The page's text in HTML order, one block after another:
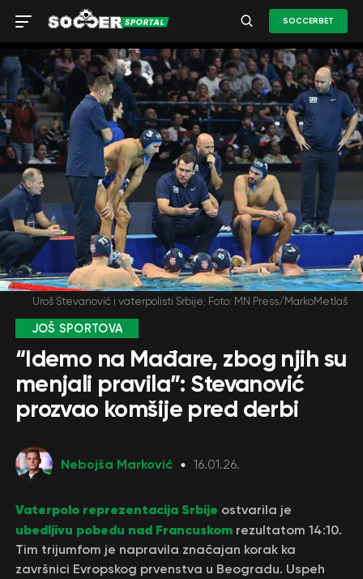
SOCCERBET
Uroš Stevanović i vaterpolisti Srbije; Foto: MN Press/MarkoMetlaš
JOŠ SPORTOVA
“Idemo na Mađare, zbog njih su
menjali pravila”: Stevanović
prozvao komšije pred derbi
Nebojša Marković 16.01.26.
Vaterpolo reprezentacija Srbije ostvarila je
ubedljivu pobedu nad Francuskomrezultatom 14:10.
Tim trijumfom je napravila značajan korak ka
završnici Evropskog prvenstva u Beogradu. Uspeh